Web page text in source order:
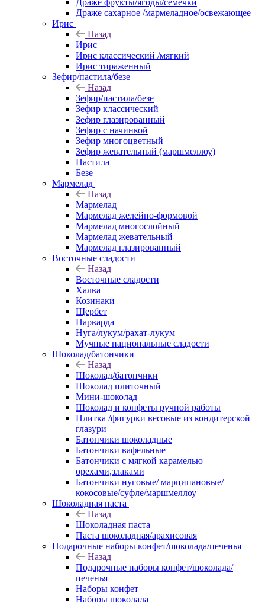
Драже фрукты/ягоды/семечки
Драже сахарное /мармеладное/освежающее
Ирис
Назад
Ирис
Ирис классический /мягкий
Ирис тираженный
Зефир/пастила/безе
Назад
Зефир/пастила/безе
Зефир классический
Зефир глазированный
Зефир с начинкой
Зефир многоцветный
Зефир жевательный (маршмеллоу)
Пастила
Безе
Мармелад
Назад
Мармелад
Мармелад желейно-формовой
Мармелад многослойный
Мармелад жевательный
Мармелад глазированный
Восточные сладости
Назад
Восточные сладости
Халва
Козинаки
Щербет
Парварда
Нуга/лукум/рахат-лукум
Мучные национальные сладости
Шоколад/батончики
Назад
Шоколад/батончики
Шоколад плиточный
Мини-шоколад
Шоколад и конфеты ручной работы
Плитка /фигурки весовые из кондитерской
глазури
Батончики шоколадные
Батончики вафельные
Батончики с мягкой карамелью
орехами,злаками
Батончики нуговые/ марципановые/
кокосовые/суфле/маршмеллоу
Шоколадная паста
Назад
Шоколадная паста
Паста шоколадная/арахисовая
Подарочные наборы конфет/шоколада/печенья
Назад
Подарочные наборы конфет/шоколада/
печенья
Наборы конфет
Наборы шоколада